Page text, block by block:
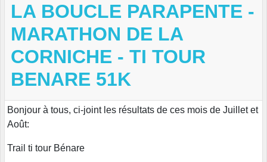
LA BOUCLE PARAPENTE -
MARATHON DE LA
CORNICHE - TI TOUR
BENARE 51K
Bonjour à tous, ci-joint les résultats de ces mois de Juillet et
Août:
Trail ti tour Bénare